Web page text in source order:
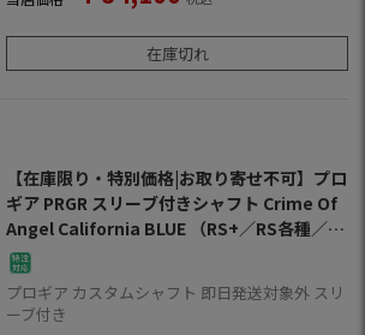
在庫切れ
【在庫限り・特別価格|お取り寄せ不可】プロ
ギア PRGR スリーブ付きシャフト Crime Of
Angel California BLUE （RS+／RS各種／R
SF各種 ） クライムオブエンジェル カリフォ
ルニアブルー ゴルフ シャフト
プロギア カスタムシャフト 即日発送対象外 スリ
ーブ付き